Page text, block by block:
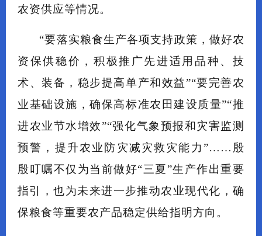
农资供应等情况。
“要落实粮食生产各项支持政策，做好农
资保供稳价，积极推广先进适用品种、技
术、装备，稳步提高单产和效益”“要完善农
业基础设施，确保高标准农田建设质量”“推
进农业节水增效”“强化气象预报和灾害监测
预警，提升农业防灾减灾救灾能力”……殷
殷叮嘱不仅为当前做好“三夏”生产作出重要
指引，也为未来进一步推动农业现代化，确
保粮食等重要农产品稳定供给指明方向。